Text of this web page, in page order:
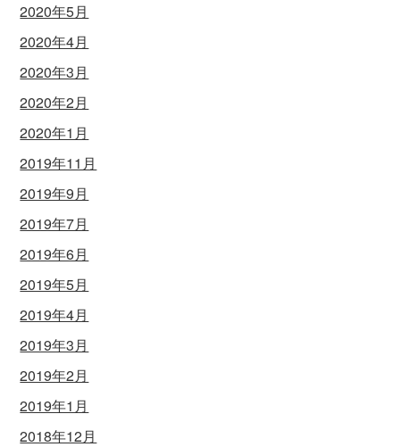
2020年5月
2020年4月
2020年3月
2020年2月
2020年1月
2019年11月
2019年9月
2019年7月
2019年6月
2019年5月
2019年4月
2019年3月
2019年2月
2019年1月
2018年12月